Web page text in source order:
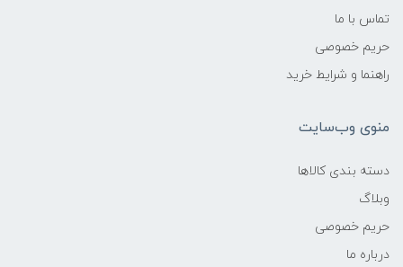
تماس با ما
حریم خصوصی
راهنما و شرایط خرید
منوی وب‌سایت
دسته بندی کالاها
وبلاگ
حریم خصوصی
درباره ما